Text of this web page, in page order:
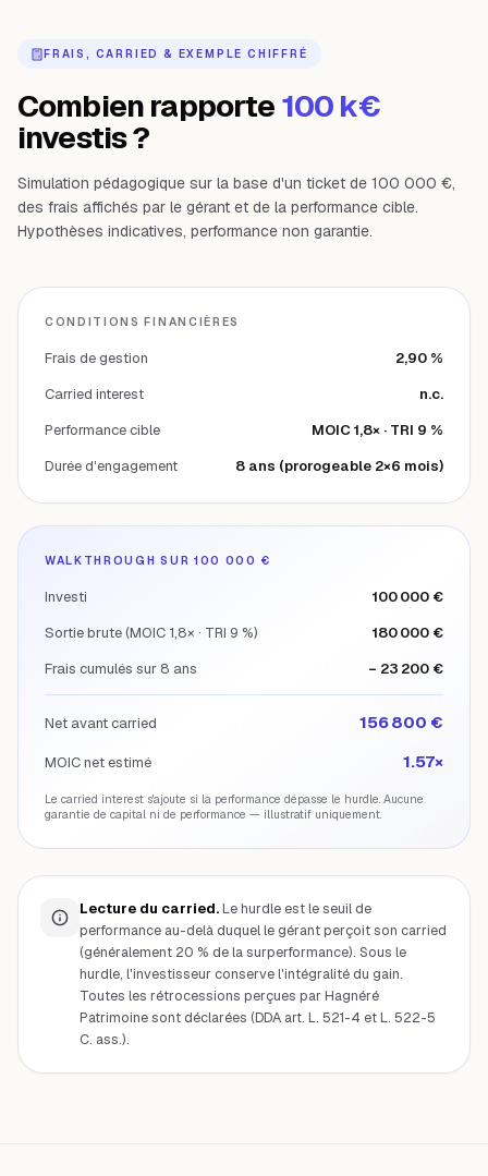
FRAIS, CARRIED & EXEMPLE CHIFFRÉ
Combien rapporte100 k€
investis ?
Simulation pédagogique sur la base d'un ticket de 100 000 €,
des frais affichés par le gérant et de la performance cible.
Hypothèses indicatives, performance non garantie.
CONDITIONS FINANCIÈRES
Frais de gestion
2,90 %
Carried interest
n.c.
Performance cible
MOIC 1,8× · TRI 9 %
Durée d'engagement
8 ans (prorogeable 2×6 mois)
WALKTHROUGH SUR 100 000 €
Investi
100 000 €
Sortie brute (MOIC 1,8× · TRI 9 %)
180 000 €
Frais cumulés sur 8 ans
− 23 200 €
Net avant carried 156 800 €
MOIC net estimé 1.57×
Le carried interest s'ajoute si la performance dépasse le hurdle. Aucune
garantie de capital ni de performance — illustratif uniquement.
Lecture du carried.Le hurdle est le seuil de
performance au-delà duquel le gérant perçoit son carried
(généralement 20 % de la surperformance). Sous le
hurdle, l'investisseur conserve l'intégralité du gain.
Toutes les rétrocessions perçues par Hagnéré
Patrimoine sont déclarées (DDA art. L. 521-4 et L. 522-5
C. ass.).